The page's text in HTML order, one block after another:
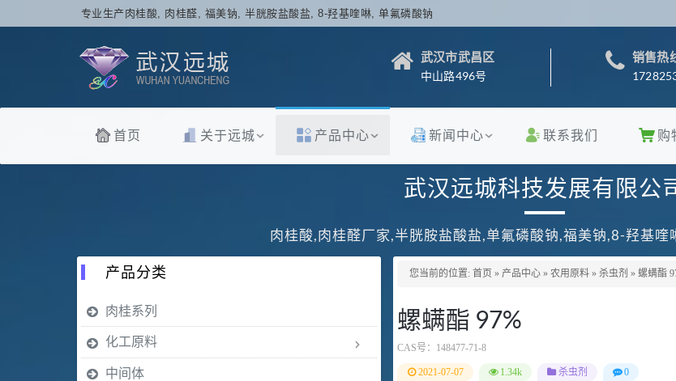
专业生产肉桂酸, 肉桂醛, 福美钠, 半胱胺盐酸盐, 8-羟基喹啉, 单氟磷酸钠
武汉市武昌区
中山路496号
销售热
首页 关于远城 产品中心 新闻中心 联系我们 购
武汉远城科技发展有限公
肉桂酸,肉桂醛厂家,半胱胺盐酸盐,单氟磷酸钠,福美钠,8-羟基喹
您当前的位置: 首页 » 产品中心 » 农用原料 » 杀虫剂 » 螺螨酯
螺螨酯 97%
CAS号： 148477-71-8
2021-07-07 1.34k 杀虫剂 0
产品分类
肉桂系列
化工原料
中间体